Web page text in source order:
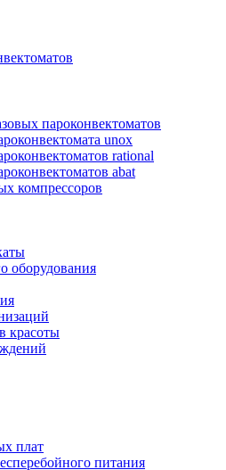
пароконвектоматов
unox
rational
abat
компрессоров
оборудования
красоты
плат
питания